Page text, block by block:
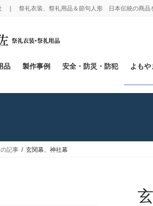
❘ 祭礼衣装、祭礼用品＆節句人形 日本伝統の商品
品 製作事例 安全・防災・防犯 よもや
記事 玄関幕、神社幕